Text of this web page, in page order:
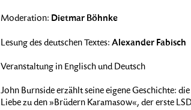
Moderation: Dietmar Böhnke
Lesung des deutschen Textes: Alexander Fabisch
Veranstaltung in Englisch und Deutsch
John Burnside erzählt seine eigene Geschichte:
Liebe zu den »Brüdern Karamasow«, der erste